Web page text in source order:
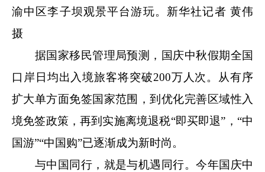
渝中区李子坝观景平台游玩。新华社记者 黄伟
摄
据国家移民管理局预测，国庆中秋假期全国
口岸日均出入境旅客将突破200万人次。从有序
扩大单方面免签国家范围，到优化完善区域性入
境免签政策，再到实施离境退税“即买即退”，“中
国游”“中国购”已逐渐成为新时尚。
与中国同行，就是与机遇同行。今年国庆中